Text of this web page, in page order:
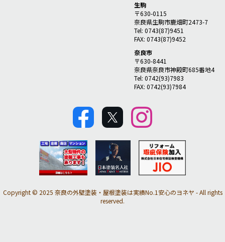
生駒
〒630-0115
奈良県生駒市鹿畑町2473-7
Tel: 0743(87)9451
FAX: 0743(87)9452
奈良市
〒630-8441
奈良県奈良市神殿町685番地4
Tel: 0742(93)7983
FAX: 0742(93)7984
Copyright © 2025 奈良の外壁塗装・屋根塗装は実績No.1安心のヨネヤ - All rights
reserved.